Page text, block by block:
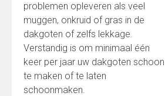
problemen opleveren als veel
muggen, onkruid of gras in de
dakgoten of zelfs lekkage.
Verstandig is om minimaal één
keer per jaar uw dakgoten schoon
te maken of te laten
schoonmaken.